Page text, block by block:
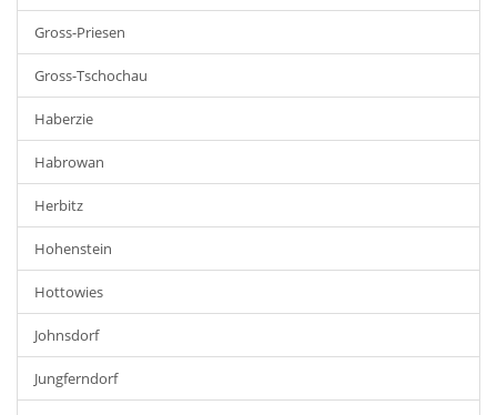
Gross-Priesen
Gross-Tschochau
Haberzie
Habrowan
Herbitz
Hohenstein
Hottowies
Johnsdorf
Jungferndorf